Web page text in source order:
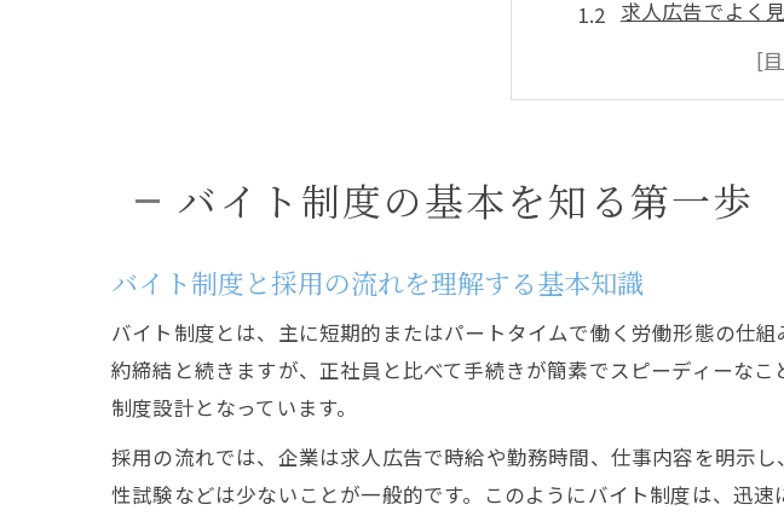
求人広告でよく
アルバイトの雇
バイト採用に関
採用や求人広告に見
求人広告から読
アルバイト雇用
採用時に確認す
正社員とバイト
バイト制度の基本を知る第一歩
バイト制度と採用の流れを理解する基本知識
バイト制度とは、主に短期的またはパートタイムで働く労働形態の仕
約締結と続きますが、正社員と比べて手続きが簡素でスピーディーな
制度設計となっています。
採用の流れでは、企業は求人広告で時給や勤務時間、仕事内容を明示
性試験などは少ないことが一般的です。このようにバイト制度は、迅